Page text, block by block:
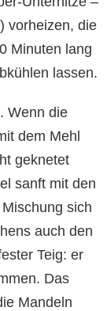
vorheizen, die
Minuten lang
lassen.
Wenn die
dem Mehl
geknetet
sanft mit den
sich
auch den
Teig: er
Das
Mandeln